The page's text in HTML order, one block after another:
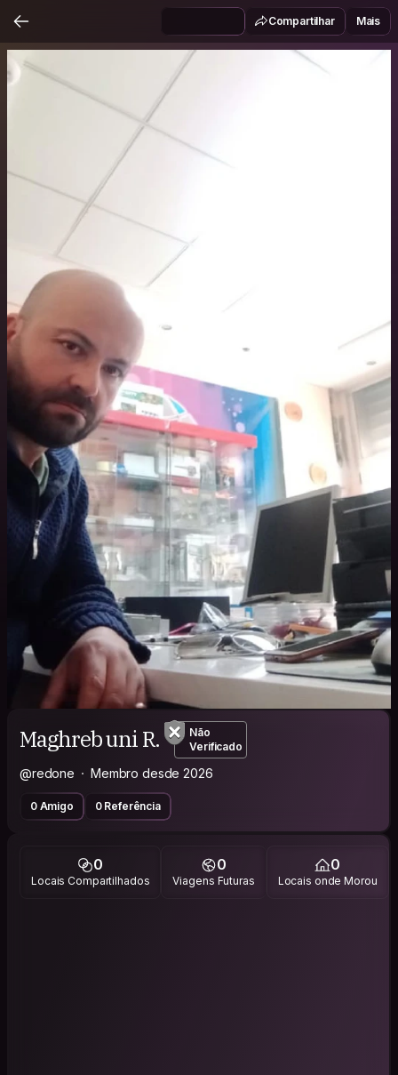
Compartilhar Mais
Maghreb uni R.
Não
Verificado
@redone Membro desde 2026
0 Amigo 0 Referência
0
Locais Compartilhados
0
Viagens Futuras
0
Locais onde Morou